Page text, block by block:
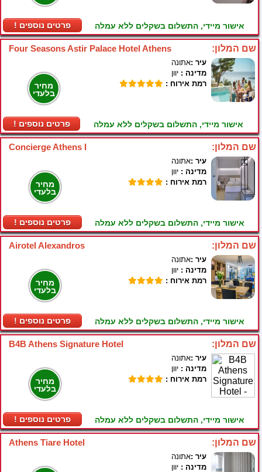
! פרטים נוספים אישור מיידי, התשלום בשקלים ללא עמלה
Four Seasons Astir Palace Hotel Athens שם המלון:
מחיר
בלעדי
! פרטים נוספים
עיר :אתונה
מדינה : יוון
רמת אירוח :
אישור מיידי, התשלום בשקלים ללא עמלה
Concierge Athens I שם המלון:
מחיר
בלעדי
! פרטים נוספים
עיר :אתונה
מדינה : יוון
רמת אירוח :
אישור מיידי, התשלום בשקלים ללא עמלה
Airotel Alexandros שם המלון:
מחיר
בלעדי
! פרטים נוספים
עיר :אתונה
מדינה : יוון
רמת אירוח :
אישור מיידי, התשלום בשקלים ללא עמלה
B4B Athens Signature Hotel שם המלון:
מחיר
בלעדי
! פרטים נוספים
עיר :אתונה
מדינה : יוון
רמת אירוח :
אישור מיידי, התשלום בשקלים ללא עמלה
Athens Tiare Hotel שם המלון:
עיר :אתונה
מדינה : יוון